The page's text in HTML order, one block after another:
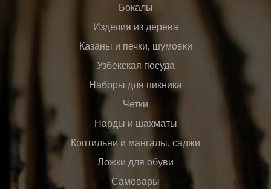
Бокалы
Изделия из дерева
Казаны и печки, шумовки
Узбекская посуда
Наборы для пикника
Четки
Нарды и шахматы
Коптильни и мангалы, саджи
Ложки для обуви
Самовары